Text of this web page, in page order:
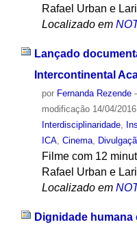
Rafael Urban e
Localizado em
Lançado
Intercontinental
por Fernanda Rezende
modificação14/04/
Interdisciplinaridade,
ICA, Cinema,
Filme com 12
Rafael Urban e
Localizado em
Dignidade humana